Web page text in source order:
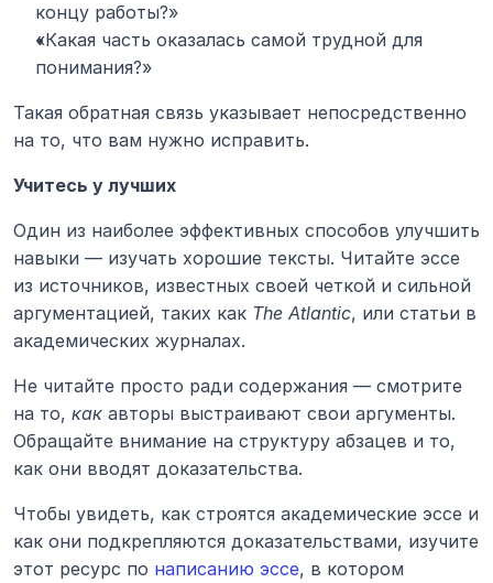
концу работы?»
«Какая часть оказалась самой трудной для
понимания?»
Такая обратная связь указывает непосредственно
на то, что вам нужно исправить.
Учитесь у лучших
Один из наиболее эффективных способов улучшить
навыки — изучать хорошие тексты. Читайте эссе
из источников, известных своей четкой и сильной
аргументацией, таких как The Atlantic, или статьи в
академических журналах.
Не читайте просто ради содержания — смотрите
на то, как авторы выстраивают свои аргументы.
Обращайте внимание на структуру абзацев и то,
как они вводят доказательства.
Чтобы увидеть, как строятся академические эссе и
как они подкрепляются доказательствами, изучите
этот ресурс по написанию эссе, в котором